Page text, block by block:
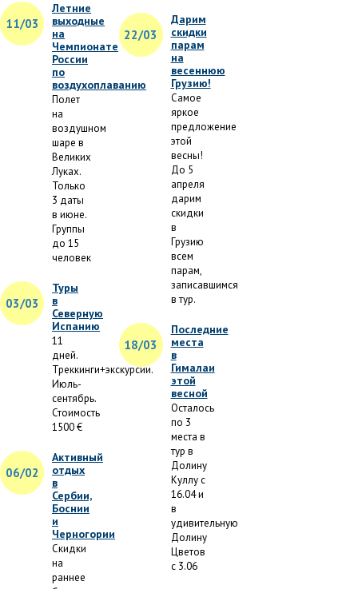
11/03
Летние
выходные
на
Чемпионате
России
по
воздухоплаванию
Полет
на
воздушном
шаре в
Великих
Луках.
Только
3 даты
в июне.
Группы
до 15
человек
03/03
Туры
в
Северную
Испанию
11
дней.
Треккинги+экскурсии.
Июль-
сентябрь.
Стоимость
1500 €
06/02
Активный
отдых
в
Сербии,
Боснии
и
Черногории
Скидки
на
раннее
22/03
Дарим
скидки
парам
на
весеннюю
Грузию!
Самое
яркое
предложение
этой
весны!
До 5
апреля
дарим
скидки
в
Грузию
всем
парам,
записавшимся
в тур.
18/03
Последние
места
в
Гималаи
этой
весной
Осталось
по 3
места в
тур в
Долину
Куллу с
16.04 и
в
удивительную
Долину
Цветов
с 3.06